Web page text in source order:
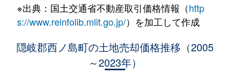
※出典：国土交通省不動産取引価格情報（http
s://www.reinfolib.mlit.go.jp/）を加工して作成
隠岐郡西ノ島町の土地売却価格推移（2005
～2023年）